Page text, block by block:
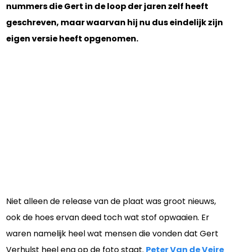
nummers die Gert in de loop der jaren zelf heeft
geschreven, maar waarvan hij nu dus eindelijk zijn
eigen versie heeft opgenomen.
Niet alleen de release van de plaat was groot nieuws,
ook de hoes ervan deed toch wat stof opwaaien. Er
waren namelijk heel wat mensen die vonden dat Gert